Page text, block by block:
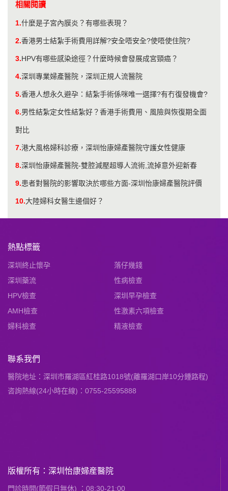
相關閱讀
1.什麼是子宮內膜炎？有哪些表現？
2.香港男士結紮手術費用詳解?安全唔安全?使唔使住院?
3.​HPV有哪些感染途徑？什麼時候會發展成宮頸癌？
4.深圳專業婦產醫院，深圳正規人流醫院
5.香港人想永久避孕：結紮手術係咪唯一選擇?有冇復發機會?
6.男性結紮定女性結紮好？香港手術費用、風險與恢復期全面
對比
7.港大風格婦科診療，深圳怡康婦產醫院守護女性健康
8.深圳怡康婦產醫院-雙腔減壓超導人流術,流掉意外迎新春
9.患者對醫院的影響取決於哪些方面-深圳怡康婦產醫院評價
10.大陸婦科女醫生邊個好？
熱點標籤
深圳終止懷孕
落仔幾錢
深圳藥流
性病檢查
HPV檢查
深圳早孕檢查
AMH檢查
性激素六項檢查
婦科檢查
精液檢查
聯系我們
醫院地址：深圳市羅湖區紅桂路1018號(離羅湖口岸10分鍾路程)
咨詢熱線(24小時在線)：0755-25595888
版權所有：深圳怡康婦産醫院
門診時間(節假日無休) ：08:30-21:00